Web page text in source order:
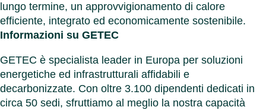
lungo termine, un approvvigionamento di calore
efficiente, integrato ed economicamente sostenibile.
Informazioni su GETEC
GETEC è specialista leader in Europa per soluzioni
energetiche ed infrastrutturali affidabili e
decarbonizzate. Con oltre 3.100 dipendenti dedicati in
circa 50 sedi, sfruttiamo al meglio la nostra capacità